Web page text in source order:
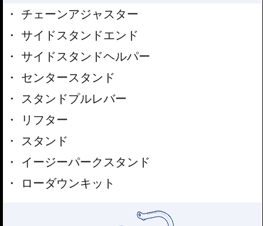
チェーンアジャスター
サイドスタンドエンド
サイドスタンドヘルパー
センタースタンド
スタンドプルレバー
リフター
スタンド
イージーパークスタンド
ローダウンキット